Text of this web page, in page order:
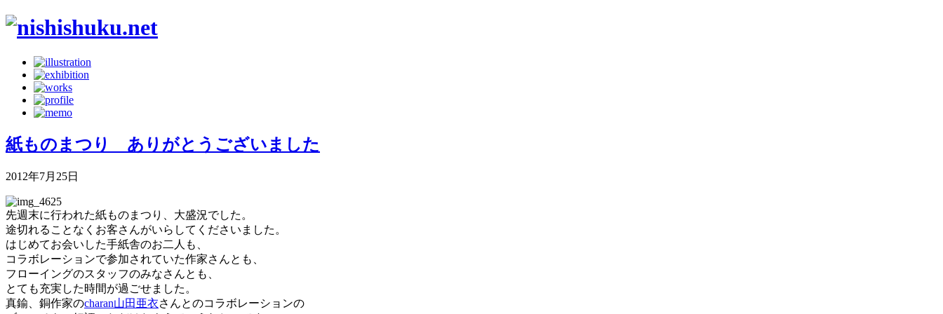
紙ものまつり ありがとうございました
2012年7月25日
先週末に行われた紙ものまつり、大盛況でした。
途切れることなくお客さんがいらしてくださいました。
はじめてお会いした手紙舎のお二人も、
コラボレーションで参加されていた作家さんとも、
フローイングのスタッフのみなさんとも、
とても充実した時間が過ごせました。
真鍮、銅作家のcharan山田亜衣さんとのコラボレーションの